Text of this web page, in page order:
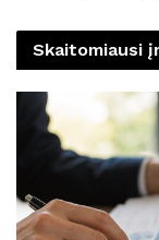
Skaitomiausi